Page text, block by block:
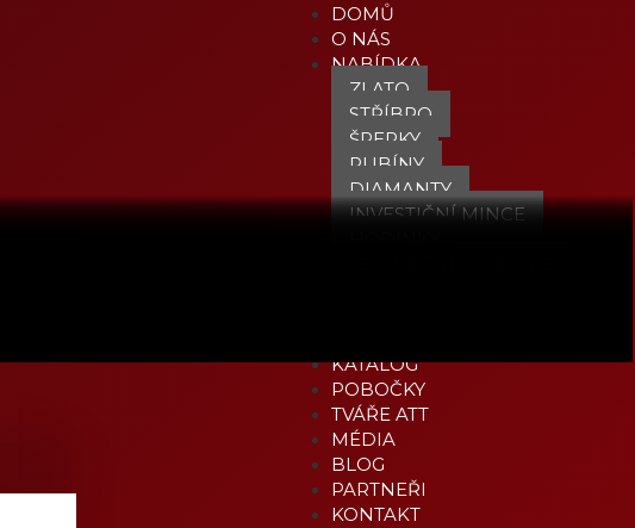
DOMŮ
O NÁS
NABÍDKA
ZLATO
STŘÍBRO
ŠPERKY
RUBÍNY
DIAMANTY
INVESTIČNÍ MINCE
KATALOG
POBOČKY
TVÁŘE ATT
MÉDIA
BLOG
PARTNEŘI
KONTAKT